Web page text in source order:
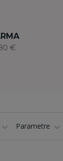
€
Parametre